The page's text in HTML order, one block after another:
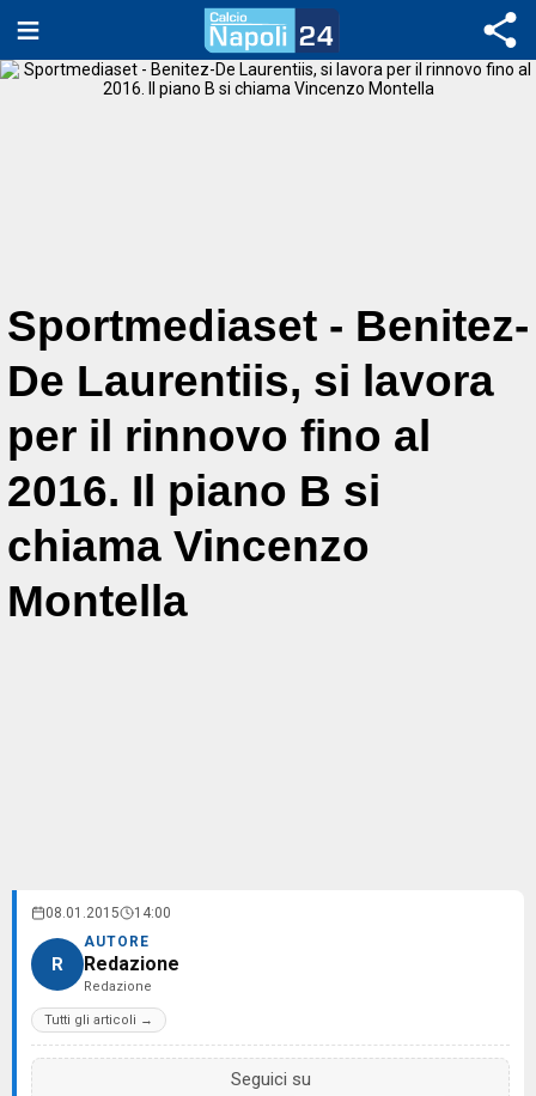
Sportmediaset - Benitez-
De Laurentiis, si lavora
per il rinnovo fino al
2016. Il piano B si
chiama Vincenzo
Montella
08.01.2015 14:00
R
AUTORE
Redazione
Redazione
Tutti gli articoli →
Seguici su